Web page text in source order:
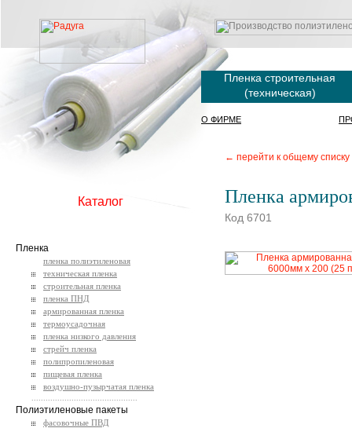
Пленка строительная
(техническая)
О ФИРМЕ
← перейти к общему списку
Пленка
Код 6701
Каталог
Пленка
пленка полиэтиленовая
техническая пленка
строительная пленка
пленка ПНД
армированная пленка
термоусадочная
пленка низкого давления
стрейч пленка
полипропиленовая
пищевая пленка
воздушно-пузырчатая пленка
Полиэтиленовые пакеты
фасовочные ПВД